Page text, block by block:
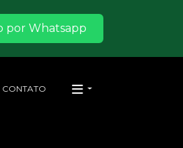
por Whatsapp
CONTATO